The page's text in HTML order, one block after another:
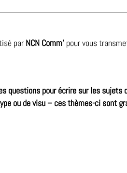
par NCN Comm’ pour vous
questions pour écrire sur les sujets
ou de visu – ces thèmes-ci sont